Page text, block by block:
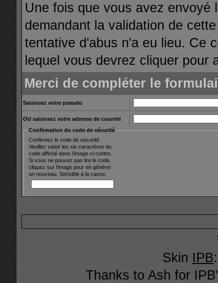
Une fois que vous avez envoyé
demandant la validation de
tentative d'abus n'a eu lieu. Ce
lequel vous devrez cliquer pour
Merci de compléter le
Saisissez votre pseudo
OU saisissez votre adresse de courriel
Confirmation du code de sécurité
Confirmez le code de sécurité
Veuillez saisir les six caractères du
code affiché dans l'image ci-contre.
Si vous ne pouvez pas lire le code,
cliquez sur l'image pour en générer
un nouveau. Sensible à la casse.
Skin IPB
Thanks to Ash for